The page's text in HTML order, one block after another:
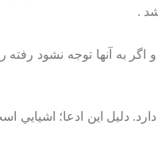
.
و اگر به‌ آنها توجه‌
دليل‌ اين‌ ادعا؛